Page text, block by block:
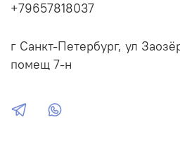
+79657818037
г Санкт-Петербург, ул
помещ 7-н